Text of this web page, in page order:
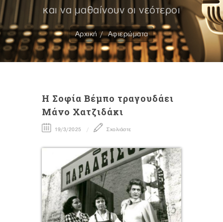
και να μαθαίνουν οι νεότεροι
Αρχική Αφιερώματα
Η Σοφία Βέμπο τραγουδάει
Μάνο Χατζιδάκι
19/3/2025 Σχολιάστε